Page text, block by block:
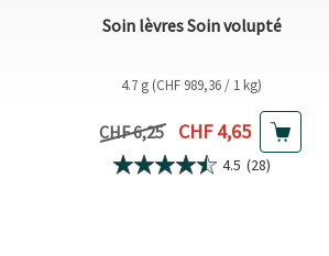
Soin lèvres Soin volupté
4.7 g (CHF 989,36 / 1 kg)
Prix précédent
CHF 6,25 Prix actuel
CHF 4,65
4.5 (28)